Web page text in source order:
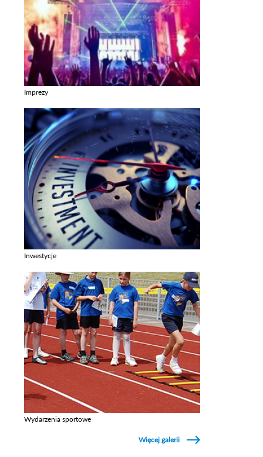
Imprezy
Inwestycje
Wydarzenia sportowe
Więcej galerii